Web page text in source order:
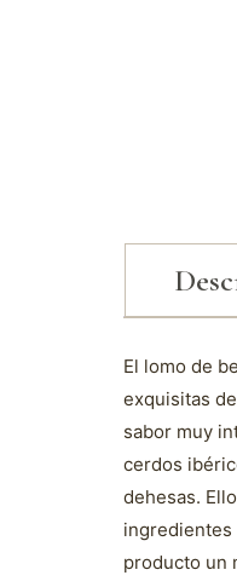
El lomo de
exquisitas
sabor muy
cerdos
dehesas.
ingredientes
producto un